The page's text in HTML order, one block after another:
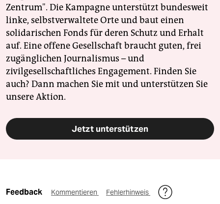
Zentrum". Die Kampagne unterstützt bundesweit
linke, selbstverwaltete Orte und baut einen
solidarischen Fonds für deren Schutz und Erhalt
auf. Eine offene Gesellschaft braucht guten, frei
zugänglichen Journalismus – und
zivilgesellschaftliches Engagement. Finden Sie
auch? Dann machen Sie mit und unterstützen Sie
unsere Aktion.
Jetzt unterstützen
Feedback Kommentieren Fehlerhinweis